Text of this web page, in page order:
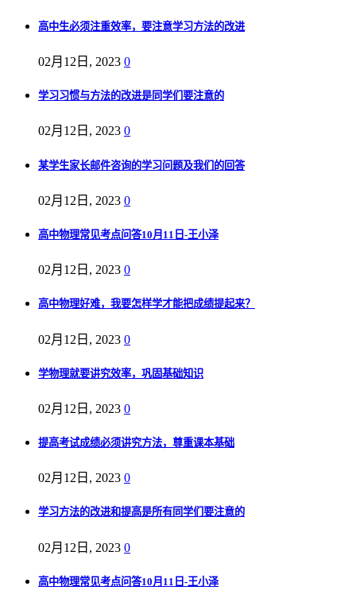
高中生必须注重效率，要注意学习方法的改进
02月12日, 2023 0
学习习惯与方法的改进是同学们要注意的
02月12日, 2023 0
某学生家长邮件咨询的学习问题及我们的回答
02月12日, 2023 0
高中物理常见考点问答10月11日-王小泽
02月12日, 2023 0
高中物理好难，我要怎样学才能把成绩提起来？
02月12日, 2023 0
学物理就要讲究效率，巩固基础知识
02月12日, 2023 0
提高考试成绩必须讲究方法，尊重课本基础
02月12日, 2023 0
学习方法的改进和提高是所有同学们要注意的
02月12日, 2023 0
高中物理常见考点问答10月11日-王小泽